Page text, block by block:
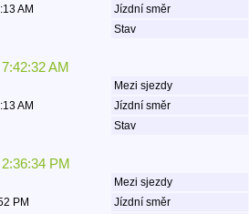
AM Jízdní směr
Stav
AM
Mezi sjezdy
AM Jízdní směr
Stav
PM
Mezi sjezdy
PM Jízdní směr